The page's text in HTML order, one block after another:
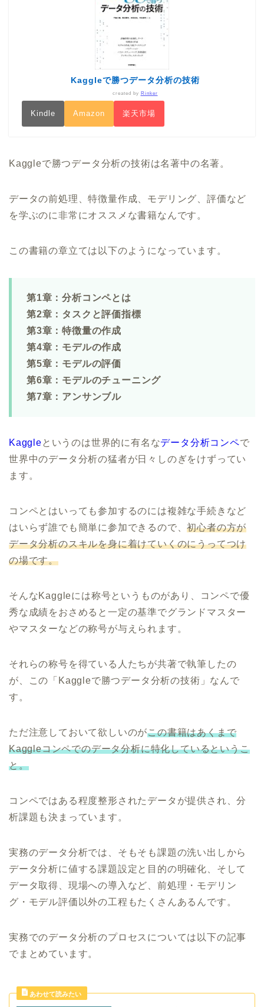
Kaggleで勝つデータ分析の技術
created by Rinker
Kindle Amazon 楽天市場
Kaggleで勝つデータ分析の技術は名著中の名著。
データの前処理、特徴量作成、モデリング、評価など
を学ぶのに非常にオススメな書籍なんです。
この書籍の章立ては以下のようになっています。
第1章：分析コンペとは
第2章：タスクと評価指標
第3章：特徴量の作成
第4章：モデルの作成
第5章：モデルの評価
第6章：モデルのチューニング
第7章：アンサンブル
Kaggleというのは世界的に有名なデータ分析コンペで
世界中のデータ分析の猛者が日々しのぎをけずってい
ます。
コンペとはいっても参加するのには複雑な手続きなど
はいらず誰でも簡単に参加できるので、初心者の方が
データ分析のスキルを身に着けていくのにうってつけ
の場です。
そんなKaggleには称号というものがあり、コンペで優
秀な成績をおさめると一定の基準でグランドマスター
やマスターなどの称号が与えられます。
それらの称号を得ている人たちが共著で執筆したの
が、この「Kaggleで勝つデータ分析の技術」なんで
す。
ただ注意しておいて欲しいのがこの書籍はあくまで
Kaggleコンペでのデータ分析に特化しているというこ
と。
コンペではある程度整形されたデータが提供され、分
析課題も決まっています。
実務のデータ分析では、そもそも課題の洗い出しから
データ分析に値する課題設定と目的の明確化、そして
データ取得、現場への導入など、前処理・モデリン
グ・モデル評価以外の工程もたくさんあるんです。
実務でのデータ分析のプロセスについては以下の記事
でまとめています。